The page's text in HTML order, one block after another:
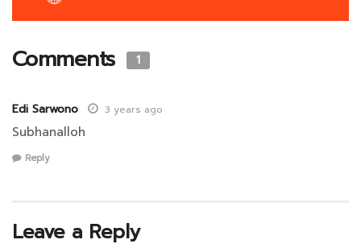
Comments 1
Edi Sarwono 3 years ago
Subhanalloh
Reply
Leave a Reply